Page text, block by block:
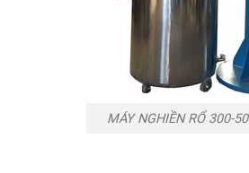
MÁY NGHIỀN RỔ 300-